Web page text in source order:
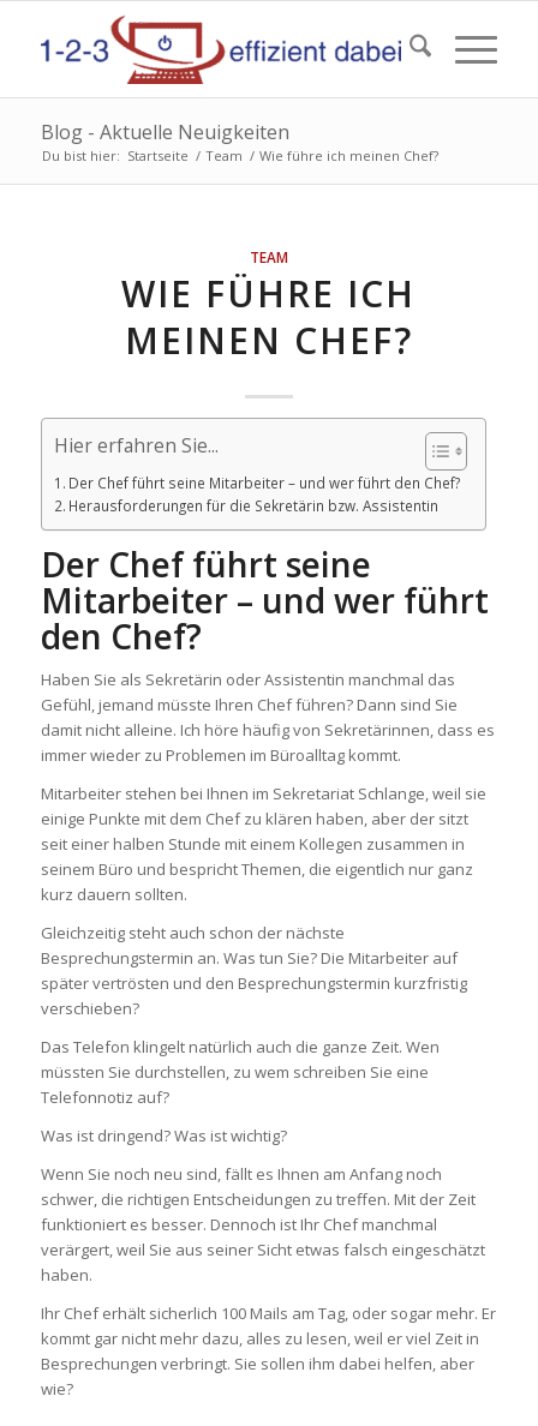
Blog - Aktuelle Neuigkeiten
Du bist hier: Startseite / Team / Wie führe ich meinen Chef?
TEAM
WIE FÜHRE ICH
MEINEN CHEF?
Hier erfahren Sie...
Der Chef führt seine Mitarbeiter – und wer führt den Chef?
Herausforderungen für die Sekretärin bzw. Assistentin
Der Chef führt seine
Mitarbeiter – und wer führt
den Chef?
Haben Sie als Sekretärin oder Assistentin manchmal das
Gefühl, jemand müsste Ihren Chef führen? Dann sind Sie
damit nicht alleine. Ich höre häufig von Sekretärinnen, dass es
immer wieder zu Problemen im Büroalltag kommt.
Mitarbeiter stehen bei Ihnen im Sekretariat Schlange, weil sie
einige Punkte mit dem Chef zu klären haben, aber der sitzt
seit einer halben Stunde mit einem Kollegen zusammen in
seinem Büro und bespricht Themen, die eigentlich nur ganz
kurz dauern sollten.
Gleichzeitig steht auch schon der nächste
Besprechungstermin an. Was tun Sie? Die Mitarbeiter auf
später vertrösten und den Besprechungstermin kurzfristig
verschieben?
Das Telefon klingelt natürlich auch die ganze Zeit. Wen
müssten Sie durchstellen, zu wem schreiben Sie eine
Telefonnotiz auf?
Was ist dringend? Was ist wichtig?
Wenn Sie noch neu sind, fällt es Ihnen am Anfang noch
schwer, die richtigen Entscheidungen zu treffen. Mit der Zeit
funktioniert es besser. Dennoch ist Ihr Chef manchmal
verärgert, weil Sie aus seiner Sicht etwas falsch eingeschätzt
haben.
Ihr Chef erhält sicherlich 100 Mails am Tag, oder sogar mehr. Er
kommt gar nicht mehr dazu, alles zu lesen, weil er viel Zeit in
Besprechungen verbringt. Sie sollen ihm dabei helfen, aber
wie?